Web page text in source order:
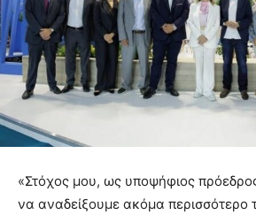
«Στόχος μου, ως υποψήφιος
να αναδείξουμε ακόμα περισσότερο